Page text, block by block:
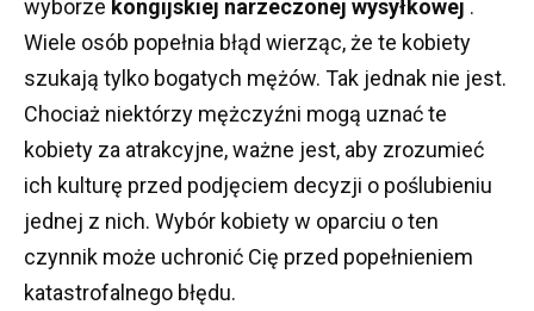
wyborze kongijskiej narzeczonej wysyłkowej .
Wiele osób popełnia błąd wierząc, że te kobiety
szukają tylko bogatych mężów. Tak jednak nie jest.
Chociaż niektórzy mężczyźni mogą uznać te
kobiety za atrakcyjne, ważne jest, aby zrozumieć
ich kulturę przed podjęciem decyzji o poślubieniu
jednej z nich. Wybór kobiety w oparciu o ten
czynnik może uchronić Cię przed popełnieniem
katastrofalnego błędu.